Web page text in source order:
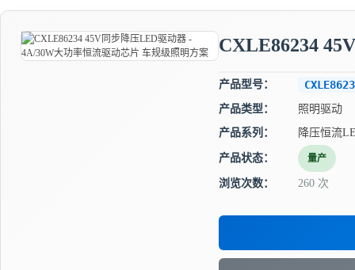
CXLE86234
产品型号：
产品类型：
照明驱动
产品系列：
降压恒流
产品状态： 量产
浏览次数： 260 次